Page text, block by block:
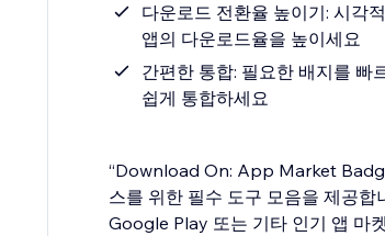
다운로드 전환율 높이기: 시각
앱의 다운로드율을 높이세요
간편한 통합: 필요한 배지를 빠
쉽게 통합하세요
“Download On: App Market
스를 위한 필수 도구 모음을 제공
Google Play 또는 기타 인기 앱 마